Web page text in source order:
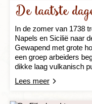
De laatste
In de zomer van 1738
Napels en Sicilië naar
Gewapend met grote
een groep arbeiders
dikke laag vulkanisch
Lees meer